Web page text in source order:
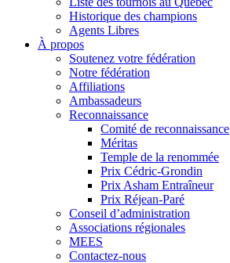
Historique des champions
Agents Libres
À propos
Soutenez votre fédération
Notre fédération
Affiliations
Ambassadeurs
Reconnaissance
Comité de reconnaissance
Méritas
Temple de la renommée
Prix Cédric-Grondin
Prix Asham Entraîneur
Prix Réjean-Paré
Conseil d’administration
Associations régionales
MEES
Contactez-nous